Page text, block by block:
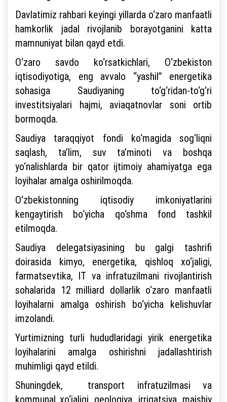
Davlatimiz rahbari keyingi yillarda o‘zaro manfaatli
hamkorlik jadal rivojlanib borayotganini katta
mamnuniyat bilan qayd etdi.
O‘zaro savdo ko‘rsatkichlari, O‘zbekiston
iqtisodiyotiga, eng avvalo “yashil” energetika
sohasiga Saudiyaning to‘g‘ridan-to‘g‘ri
investitsiyalari hajmi, aviaqatnovlar soni ortib
bormoqda.
Saudiya taraqqiyot fondi ko‘magida sog‘liqni
saqlash, ta’lim, suv ta’minoti va boshqa
yo‘nalishlarda bir qator ijtimoiy ahamiyatga ega
loyihalar amalga oshirilmoqda.
O‘zbekistonning iqtisodiy imkoniyatlarini
kengaytirish bo‘yicha qo‘shma fond tashkil
etilmoqda.
Saudiya delegatsiyasining bu galgi tashrifi
doirasida kimyo, energetika, qishloq xo‘jaligi,
farmatsevtika, IT va infratuzilmani rivojlantirish
sohalarida 12 milliard dollarlik o‘zaro manfaatli
loyihalarni amalga oshirish bo‘yicha kelishuvlar
imzolandi.
Yurtimizning turli hududlaridagi yirik energetika
loyihalarini amalga oshirishni jadallashtirish
muhimligi qayd etildi.
Shuningdek, transport infratuzilmasi va
kommunal xo‘jaligi, geologiya, irrigatsiya, maishiy